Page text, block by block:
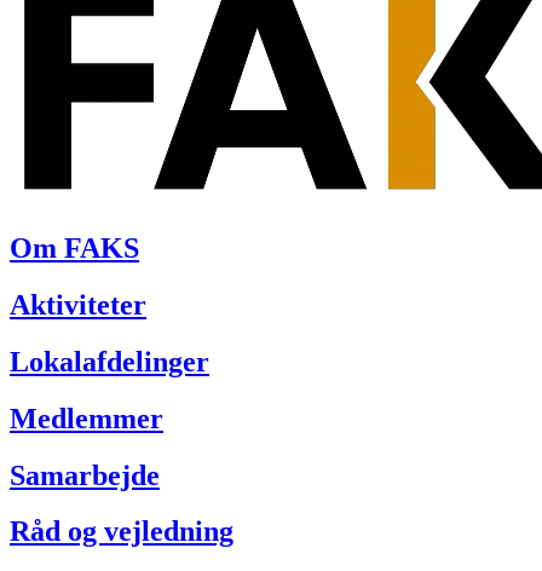
Om FAKS
Aktiviteter
Lokalafdelinger
Medlemmer
Samarbejde
Råd og vejledning